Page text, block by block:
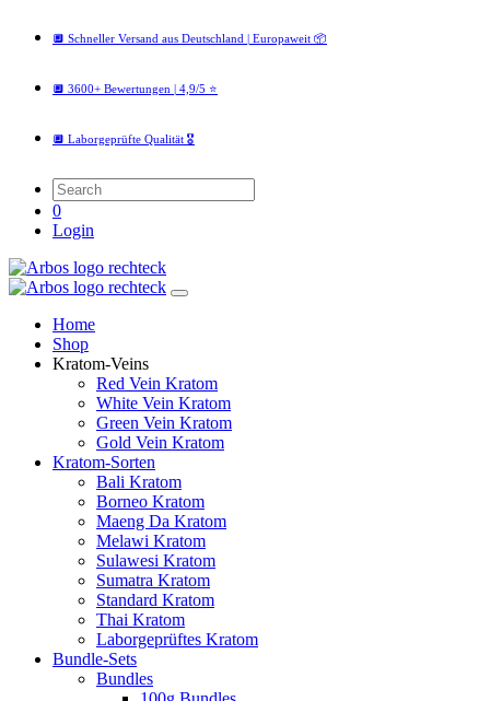
🔲 Schneller Versand aus Deutschland | Europaweit 📦
🔲 3600+ Bewertungen | 4,9/5 ⭐️
🔲 Laborgeprüfte Qualität 🎖️
0
Login
Home
Shop
Kratom-Veins
Red Vein Kratom
White Vein Kratom
Green Vein Kratom
Gold Vein Kratom
Kratom-Sorten
Bali Kratom
Borneo Kratom
Maeng Da Kratom
Melawi Kratom
Sulawesi Kratom
Sumatra Kratom
Standard Kratom
Thai Kratom
Laborgeprüftes Kratom
Bundle-Sets
Bundles